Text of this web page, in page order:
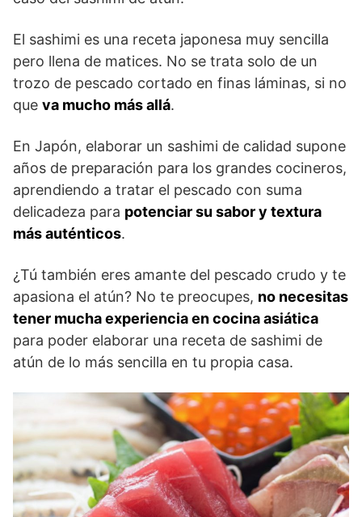
El sashimi es una receta japonesa muy sencilla
pero llena de matices. No se trata solo de un
trozo de pescado cortado en finas láminas, si no
que va mucho más allá.
En Japón, elaborar un sashimi de calidad supone
años de preparación para los grandes cocineros,
aprendiendo a tratar el pescado con suma
delicadeza para potenciar su sabor y textura
más auténticos.
¿Tú también eres amante del pescado crudo y te
apasiona el atún? No te preocupes, no necesitas
tener mucha experiencia en cocina asiática
para poder elaborar una receta de sashimi de
atún de lo más sencilla en tu propia casa.